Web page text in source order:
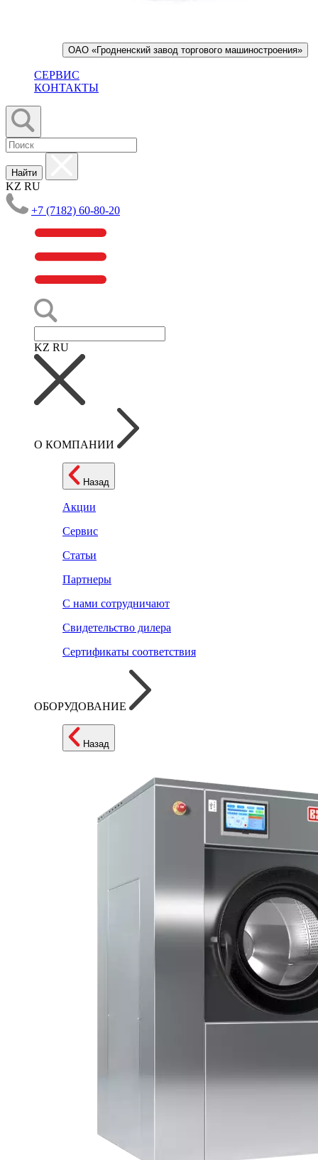
ОАО «Гродненский завод торгового машиностроения»
СЕРВИС
КОНТАКТЫ
Найти
KZ RU
+7 (7182) 60-80-20
KZ RU
О КОМПАНИИ
Назад
Акции
Сервис
Статьи
Партнеры
С нами сотрудничают
Свидетельство дилера
Сертификаты соответствия
ОБОРУДОВАНИЕ
Назад